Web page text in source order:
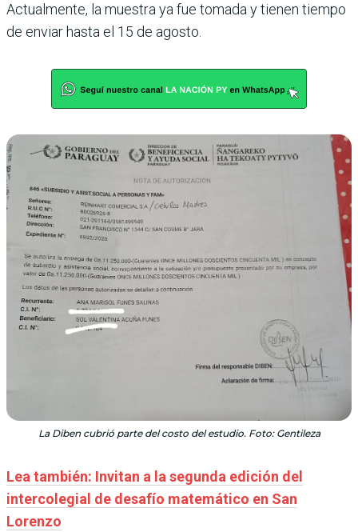
Actualmente, la muestra ya fue tomada y tienen tiempo
de enviar hasta el 15 de agosto.
La Diben cubrió parte del costo del estudio. Foto: Gentileza
Lea también: Invitan a la segunda edición del
intercolegial de desafío matemático en San
Lorenzo